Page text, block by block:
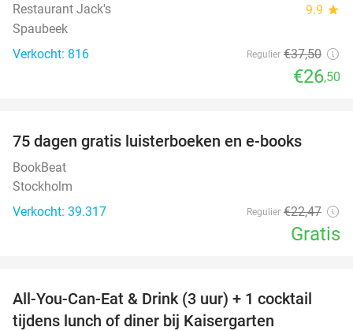
Restaurant Jack's 9.9 star
Spaubeek
Verkocht: 816
Regulier €37,50
€26,50
75 dagen gratis luisterboeken en e-books
BookBeat
Stockholm
Verkocht: 39.317
Regulier €22,47
Gratis
33%
All-You-Can-Eat & Drink (3 uur) + 1 cocktail
tijdens lunch of diner bij Kaisergarten